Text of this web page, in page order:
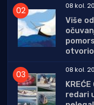
08 kol.
Više
08 kol.
redari